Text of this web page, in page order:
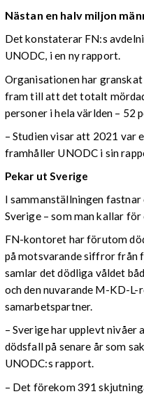
Nästan en halv miljon
Det konstaterar FN:s
UNODC, i en ny rapport.
Organisationen har
fram till att det totalt
personer i hela världen – 52
– Studien visar att 2021 var
framhåller UNODC i sin
Pekar ut Sverige
I sammanställningen
Sverige – som man kallar
FN-kontoret har förutom
på motsvarande siffror från
samlar det dödliga våldet
och den nuvarande M-KD-L-
samarbetspartner.
– Sverige har upplevt nivåer
dödsfall på senare år som
UNODC:s rapport.
– Det förekom 391